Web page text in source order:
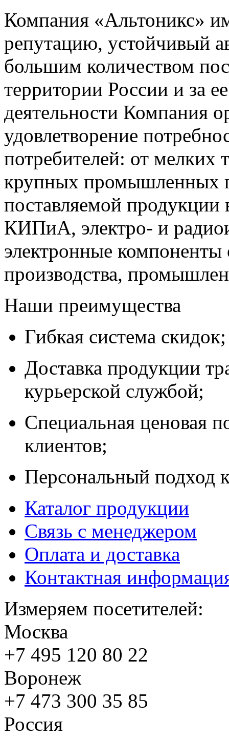
Компания «Альтоникс»
репутацию, устойчивый
большим количеством
территории России и за
деятельности Компания
удовлетворение
потребителей: от мелких
крупных промышленных
поставляемой продукции
КИПиА, электро- и
электронные компоненты
производства,
Наши преимущества
Гибкая система скидок;
Доставка продукции
курьерской службой;
Специальная ценовая
клиентов;
Персональный подход
Каталог продукции
Связь с менеджером
Оплата и доставка
Контактная
Измеряем посетителей:
Москва
+7 495 120 80 22
Воронеж
+7 473 300 35 85
Россия